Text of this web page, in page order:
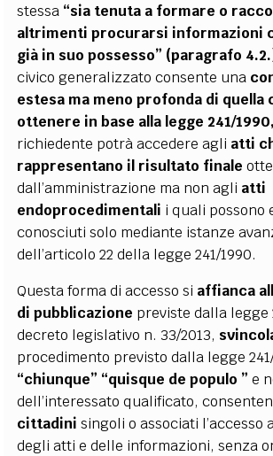
stessa “sia tenuta a formare o
altrimenti procurarsi informazioni
già in suo possesso” (paragrafo
civico generalizzato consente una
estesa ma meno profonda di quella
ottenere in base alla legge 241/1990,
richiedente potrà accedere agli atti
rappresentano il risultato finale
dall’amministrazione ma non agli atti
endoprocedimentali i quali possono
conosciuti solo mediante istanze
dell’articolo 22 della legge 241/1990.
Questa forma di accesso si affianca
di pubblicazione previste dalla legge
decreto legislativo n. 33/2013,
procedimento previsto dalla legge
“chiunque” “quisque de populo ” e
dell’interessato qualificato,
cittadinisingoli o associati l’accesso
degli atti e delle informazioni, senza